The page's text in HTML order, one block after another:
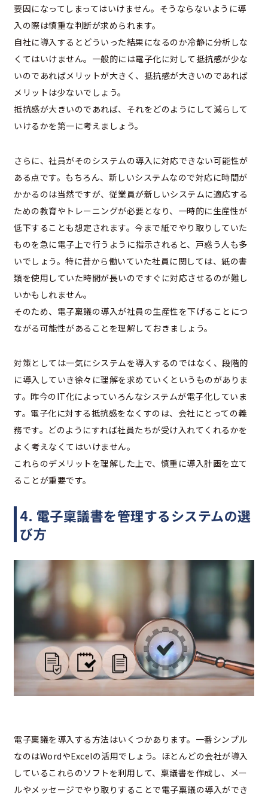
要因になってしまってはいけません。そうならないように導
入の際は慎重な判断が求められます。
自社に導入するとどういった結果になるのか冷静に分析しな
くてはいけません。一般的には電子化に対して抵抗感が少な
いのであればメリットが大きく、抵抗感が大きいのであれば
メリットは少ないでしょう。
抵抗感が大きいのであれば、それをどのようにして減らして
いけるかを第一に考えましょう。
さらに、社員がそのシステムの導入に対応できない可能性が
ある点です。もちろん、新しいシステムなので対応に時間が
かかるのは当然ですが、従業員が新しいシステムに適応する
ための教育やトレーニングが必要となり、一時的に生産性が
低下することも想定されます。今まで紙でやり取りしていた
ものを急に電子上で行うように指示されると、戸惑う人も多
いでしょう。特に昔から働いていた社員に関しては、紙の書
類を使用していた時間が長いのですぐに対応させるのが難し
いかもしれません。
そのため、電子稟議の導入が社員の生産性を下げることにつ
ながる可能性があることを理解しておきましょう。
対策としては一気にシステムを導入するのではなく、段階的
に導入していき徐々に理解を求めていくというものがありま
す。昨今のIT化によっていろんなシステムが電子化していま
す。電子化に対する抵抗感をなくすのは、会社にとっての義
務です。どのようにすれば社員たちが受け入れてくれるかを
よく考えなくてはいけません。
これらのデメリットを理解した上で、慎重に導入計画を立て
ることが重要です。
4. 電子稟議書を管理するシステムの選
び方
電子稟議を導入する方法はいくつかあります。一番シンプル
なのはWordやExcelの活用でしょう。ほとんどの会社が導入
しているこれらのソフトを利用して、稟議書を作成し、メー
ルやメッセージでやり取りすることで電子稟議の導入ができ